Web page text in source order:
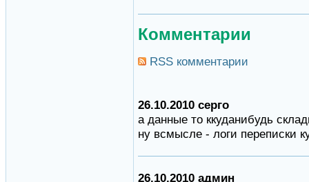
Комментарии
RSS комментарии
26.10.2010 серго
а данные то ккуданибудь
ну всмысле - логи переписки
26.10.2010 админ